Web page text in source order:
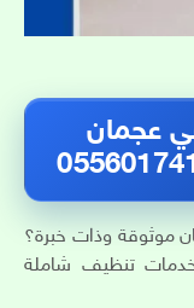
عجمان
موثوقة وذات خبرة؟
تنظيف شاملة